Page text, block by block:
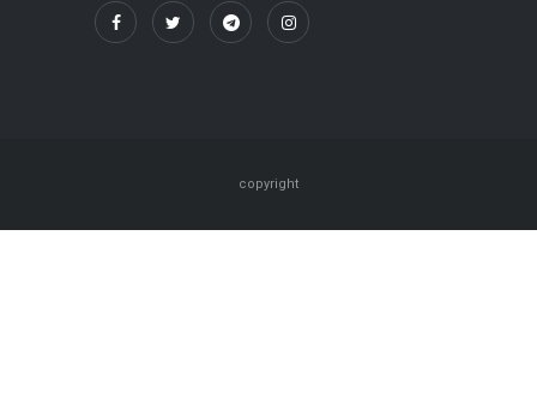
copyright